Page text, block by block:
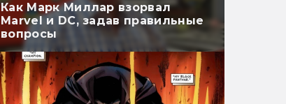
Как Марк Миллар взорвал
Marvel и DC, задав правильные
вопросы